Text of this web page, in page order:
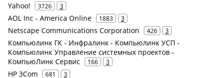
Yahoo! 3726 3
AOL Inc - America Online 1883 3
Netscape Communications Corporation 426 3
Компьюлинк ГК - Инфралинк - Компьюлинк УСП -
Компьюлинк Управление системных проектов -
КомпьюЛинк Сервис
166 3
HP 3Com 681 3